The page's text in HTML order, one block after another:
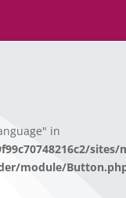
in
module/